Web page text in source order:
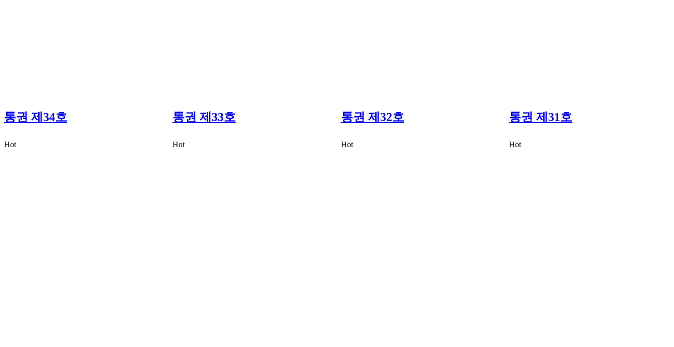
통권 제34호 통권 제33호 통권 제32호 통권 제31호
Hot Hot Hot Hot